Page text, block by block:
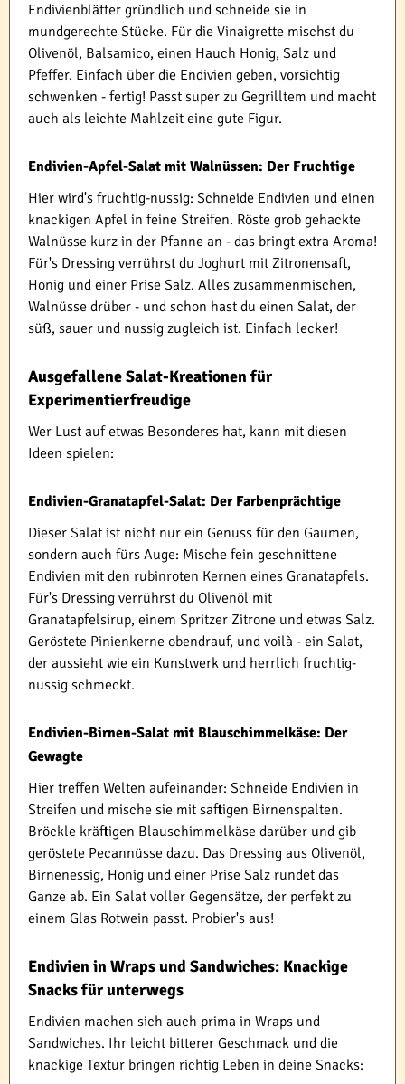
Endivienblätter gründlich und schneide sie in
mundgerechte Stücke. Für die Vinaigrette mischst du
Olivenöl, Balsamico, einen Hauch Honig, Salz und
Pfeffer. Einfach über die Endivien geben, vorsichtig
schwenken - fertig! Passt super zu Gegrilltem und macht
auch als leichte Mahlzeit eine gute Figur.
Endivien-Apfel-Salat mit Walnüssen: Der Fruchtige
Hier wird's fruchtig-nussig: Schneide Endivien und einen
knackigen Apfel in feine Streifen. Röste grob gehackte
Walnüsse kurz in der Pfanne an - das bringt extra Aroma!
Für's Dressing verrührst du Joghurt mit Zitronensaft,
Honig und einer Prise Salz. Alles zusammenmischen,
Walnüsse drüber - und schon hast du einen Salat, der
süß, sauer und nussig zugleich ist. Einfach lecker!
Ausgefallene Salat-Kreationen für
Experimentierfreudige
Wer Lust auf etwas Besonderes hat, kann mit diesen
Ideen spielen:
Endivien-Granatapfel-Salat: Der Farbenprächtige
Dieser Salat ist nicht nur ein Genuss für den Gaumen,
sondern auch fürs Auge: Mische fein geschnittene
Endivien mit den rubinroten Kernen eines Granatapfels.
Für's Dressing verrührst du Olivenöl mit
Granatapfelsirup, einem Spritzer Zitrone und etwas Salz.
Geröstete Pinienkerne obendrauf, und voilà - ein Salat,
der aussieht wie ein Kunstwerk und herrlich fruchtig-
nussig schmeckt.
Endivien-Birnen-Salat mit Blauschimmelkäse: Der
Gewagte
Hier treffen Welten aufeinander: Schneide Endivien in
Streifen und mische sie mit saftigen Birnenspalten.
Bröckle kräftigen Blauschimmelkäse darüber und gib
geröstete Pecannüsse dazu. Das Dressing aus Olivenöl,
Birnenessig, Honig und einer Prise Salz rundet das
Ganze ab. Ein Salat voller Gegensätze, der perfekt zu
einem Glas Rotwein passt. Probier's aus!
Endivien in Wraps und Sandwiches: Knackige
Snacks für unterwegs
Endivien machen sich auch prima in Wraps und
Sandwiches. Ihr leicht bitterer Geschmack und die
knackige Textur bringen richtig Leben in deine Snacks: